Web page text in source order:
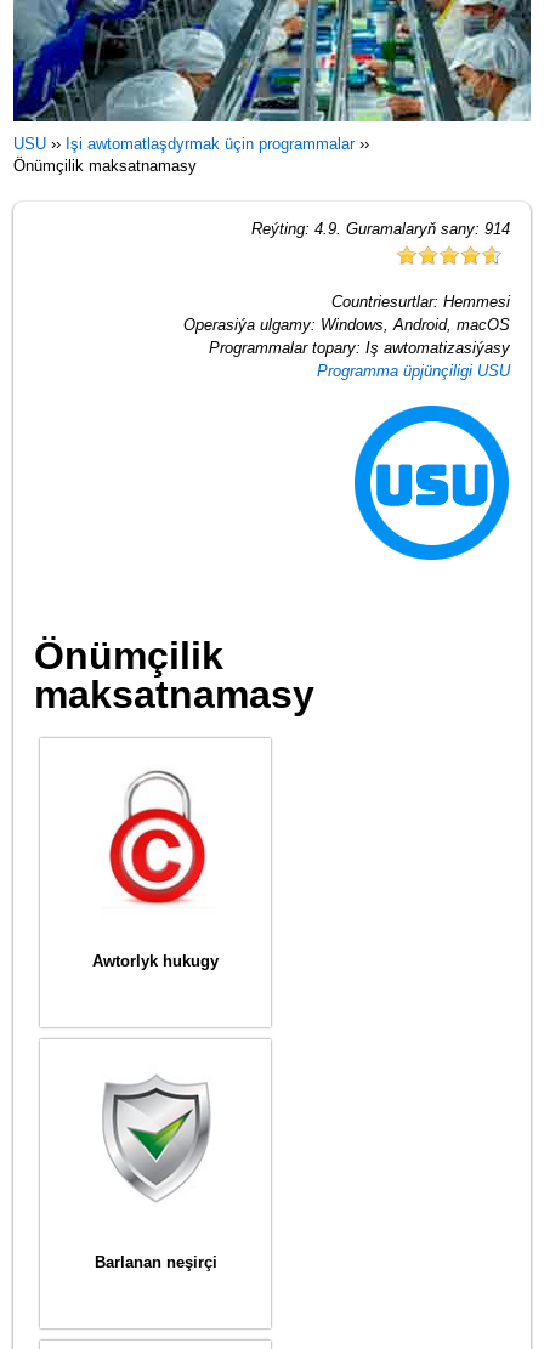
USU ›› Işi awtomatlaşdyrmak üçin programmalar››
Önümçilik maksatnamasy
Reýting: 4.9. Guramalaryň sany: 914
Countriesurtlar: Hemmesi
Operasiýa ulgamy: Windows, Android, macOS
Programmalar topary: Iş awtomatizasiýasy
Programma üpjünçiligi USU
Önümçilik
maksatnamasy
Awtorlyk hukugy
Barlanan neşirçi